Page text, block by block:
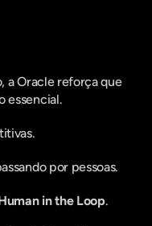
a Oracle reforça que
essencial.
por pessoas.
in the Loop.